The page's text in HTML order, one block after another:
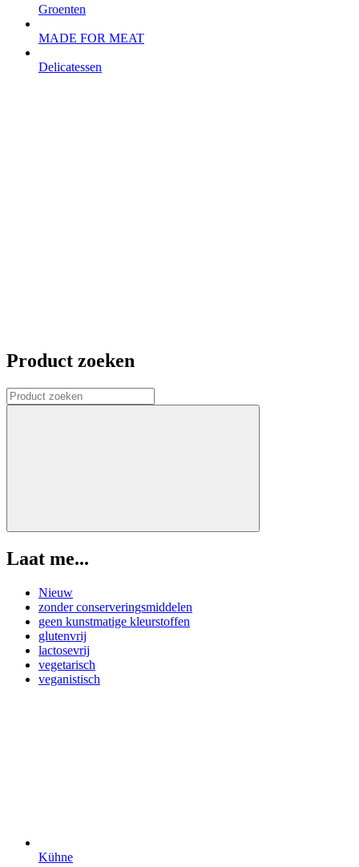
Groenten
MADE FOR MEAT
Delicatessen
Product zoeken
Laat me...
Nieuw
zonder conserveringsmiddelen
geen kunstmatige kleurstoffen
glutenvrij
lactosevrij
vegetarisch
veganistisch
Kühne